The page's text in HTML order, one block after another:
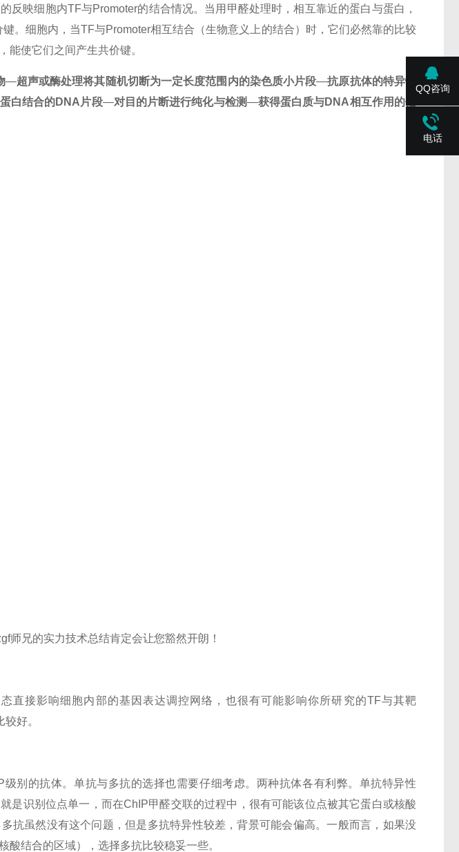
反映细胞内TF与Promoter的结合情况。当用甲醛处理时，相互靠近的蛋白与蛋白，
。细胞内，当TF与Promoter相互结合（生物意义上的结合）时，它们必然靠的比较
能使它们之间产生共价键。
—超声或酶处理将其随机切断为一定长度范围内的染色质小片段—抗原抗体的特异性
白结合的DNA片段—对目的片断进行纯化与检测—获得蛋白质与DNA相互作用的信
师兄的实力技术总结肯定会让您豁然开朗！
直接影响细胞内部的基因表达调控网络，也很有可能影响你所研究的TF与其靶
好。
别的抗体。单抗与多抗的选择也需要仔细考虑。两种抗体各有利弊。单抗特异性
是识别位点单一，而在ChIP甲醛交联的过程中，很有可能该位点被其它蛋白或核酸
抗虽然没有这个问题，但是多抗特异性较差，背景可能会偏高。一般而言，如果没
结合的区域），选择多抗比较稳妥一些。
QQ咨询
电话